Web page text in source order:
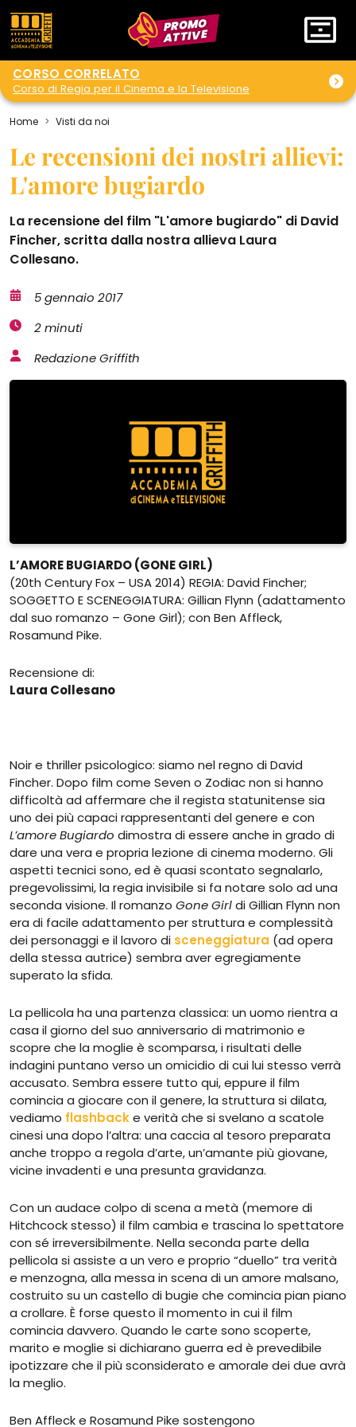
PROMO
ATTIVE
CORSO CORRELATO
Corso di Regia per il Cinema e la Televisione
Home Visti da noi
Le recensioni dei nostri allievi:
L'amore bugiardo
La recensione del film "L'amore bugiardo" di David
Fincher, scritta dalla nostra allieva Laura
Collesano.
5 gennaio 2017
2 minuti
Redazione Griffith
L’AMORE BUGIARDO (GONE GIRL)
(20th Century Fox – USA 2014) REGIA: David Fincher;
SOGGETTO E SCENEGGIATURA: Gillian Flynn (adattamento
dal suo romanzo – Gone Girl); con Ben Affleck,
Rosamund Pike.
Recensione di:
Laura Collesano
Noir e thriller psicologico: siamo nel regno di David
Fincher. Dopo film come Seven o Zodiac non si hanno
difficoltà ad affermare che il regista statunitense sia
uno dei più capaci rappresentanti del genere e con
L’amore Bugiardo dimostra di essere anche in grado di
dare una vera e propria lezione di cinema moderno. Gli
aspetti tecnici sono, ed è quasi scontato segnalarlo,
pregevolissimi, la regia invisibile si fa notare solo ad una
seconda visione. Il romanzo Gone Girldi Gillian Flynn non
era di facile adattamento per struttura e complessità
dei personaggi e il lavoro di sceneggiatura (ad opera
della stessa autrice) sembra aver egregiamente
superato la sfida.
La pellicola ha una partenza classica: un uomo rientra a
casa il giorno del suo anniversario di matrimonio e
scopre che la moglie è scomparsa, i risultati delle
indagini puntano verso un omicidio di cui lui stesso verrà
accusato. Sembra essere tutto qui, eppure il film
comincia a giocare con il genere, la struttura si dilata,
vediamo flashbacke verità che si svelano a scatole
cinesi una dopo l’altra: una caccia al tesoro preparata
anche troppo a regola d’arte, un’amante più giovane,
vicine invadenti e una presunta gravidanza.
Con un audace colpo di scena a metà (memore di
Hitchcock stesso) il film cambia e trascina lo spettatore
con sé irreversibilmente. Nella seconda parte della
pellicola si assiste a un vero e proprio “duello” tra verità
e menzogna, alla messa in scena di un amore malsano,
costruito su un castello di bugie che comincia pian piano
a crollare. È forse questo il momento in cui il film
comincia davvero. Quando le carte sono scoperte,
marito e moglie si dichiarano guerra ed è prevedibile
ipotizzare che il più sconsiderato e amorale dei due avrà
la meglio.
Ben Affleck e Rosamund Pike sostengono